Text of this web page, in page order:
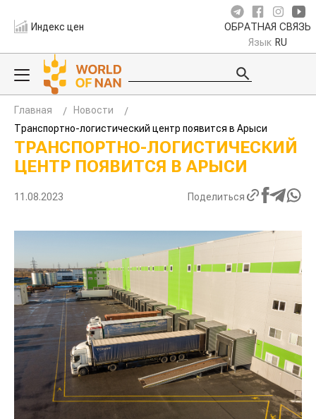
Индекс цен ОБРАТНАЯ СВЯЗЬ
Язык RU
Главная
Новости
Транспортно-логистический центр появится в Арыси
ТРАНСПОРТНО-ЛОГИСТИЧЕСКИЙ
ЦЕНТР ПОЯВИТСЯ В АРЫСИ
11.08.2023 Поделиться